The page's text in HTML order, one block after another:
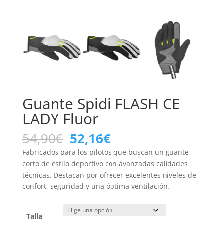
Guante Spidi FLASH CE
LADY Fluor
54,90€ El
precio
original
era:
54,90€.
52,16€El
precio
actual
es:
52,16€.
Fabricados para los pilotos que buscan un guante
corto de estilo deportivo con avanzadas calidades
técnicas. Destacan por ofrecer excelentes niveles de
confort, seguridad y una óptima ventilación.
Talla